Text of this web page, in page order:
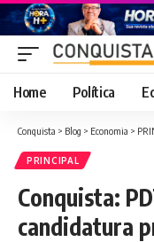
Home Política
Conquista > Blog > Economia >
PRINCIPAL
Conquista:
candidatura